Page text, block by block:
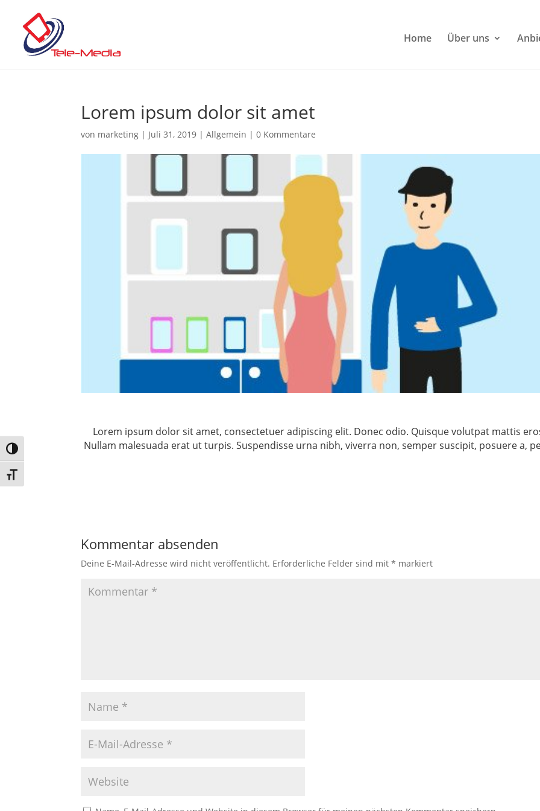
Umschalten auf hohe Kontraste
Schrift vergrößern
Home Über uns
Lorem ipsum dolor sit amet
von marketing | Juli 31, 2019 |Allgemein |0 Kommentare
Lorem ipsum dolor sit amet, consectetuer adipiscing elit. Donec odio. Quisque volutpat mattis
Nullam malesuada erat ut turpis. Suspendisse urna nibh, viverra non, semper suscipit, posuere a,
Kommentar absenden
Deine E-Mail-Adresse wird nicht veröffentlicht. Erforderliche Felder sind mit* markiert